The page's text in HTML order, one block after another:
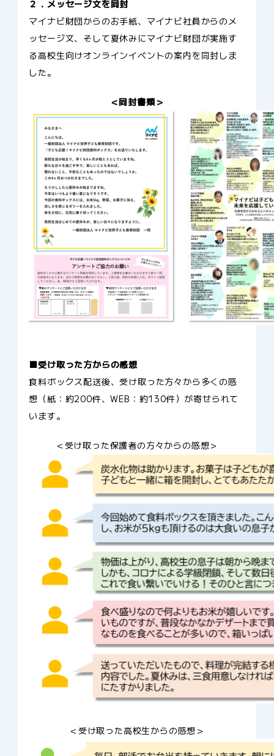
２．メッセージ文を同封
マイナビ財団からのお手紙、マイナビ社員からのメ
ッセージ文、そして夏休みにマイナビ財団が実施す
る高校生向けオンラインイベントの案内を同封しま
した。
＜同封書類＞
■受け取った方からの感想
食料ボックス配送後、受け取った方々から多くの感
想（紙：約200件、WEB：約130件）が寄せられて
います。
＜受け取った保護者の方々からの感想＞
＜受け取った高校生からの感想＞